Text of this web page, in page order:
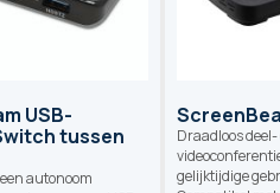
USB-
tussen
autonoom
Draadloos deel-
gelijktijdige